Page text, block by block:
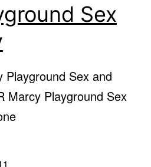
Sex
Playground Sex and
Marcy Playground Sex